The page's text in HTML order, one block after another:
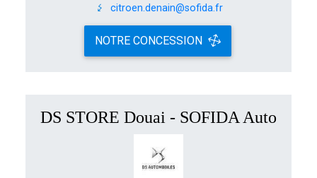
citroen.denain@sofida.fr
NOTRE CONCESSION
DS STORE Douai - SOFIDA Auto